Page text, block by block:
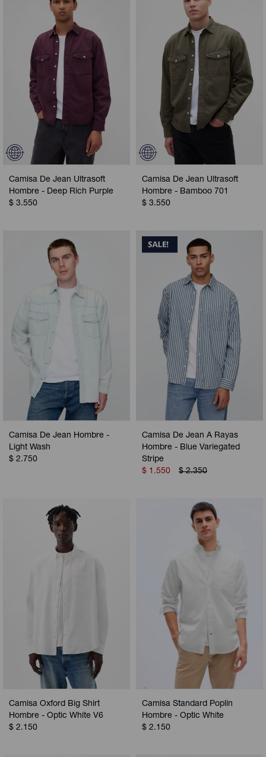
Camisa De Jean Ultrasoft
Hombre - Deep Rich Purple
$ 3.550
Camisa De Jean Ultrasoft
Hombre - Bamboo 701
$ 3.550
Camisa De Jean Hombre -
Light Wash
$ 2.750
Camisa De Jean A Rayas
Hombre - Blue Variegated
Stripe
$ 1.550 $ 2.350
Camisa Oxford Big Shirt
Hombre - Optic White V6
$ 2.150
Camisa Standard Poplin
Hombre - Optic White
$ 2.150